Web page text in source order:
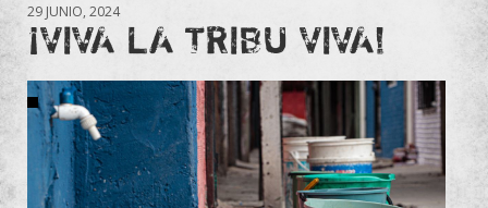
29 JUNIO, 2024
¡VIVA LA TRIBU VIVA!